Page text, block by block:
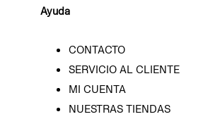
Ayuda
CONTACTO
SERVICIO AL CLIENTE
MI CUENTA
NUESTRAS TIENDAS